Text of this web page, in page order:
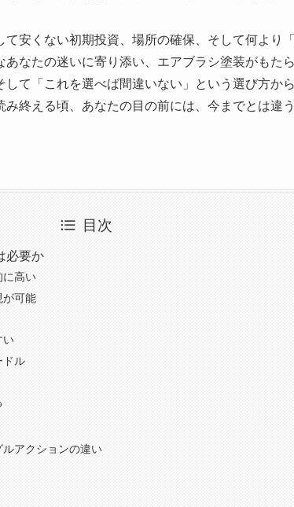
安くない初期投資、場所の確保、そして何より
なたの迷いに寄り添い、エアブラシ塗装がもた
して「これを選べば間違いない」という選び方か
終える頃、あなたの目の前には、今までとは違
目次
必要か
に高い
が可能
い
ドル
アクションの違い